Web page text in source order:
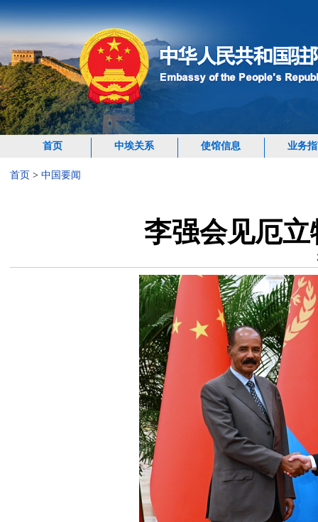
首页 中埃关系 使馆信息 业务
首页 > 中国要闻
李强会见厄